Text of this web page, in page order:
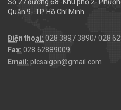
Quận 9- TP. Hồ Chí Minh
Điện thoại: 028 3897 3890/ 028
Fax: 028.62889009
Email: plcsaigon@gmail.com